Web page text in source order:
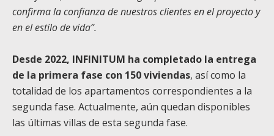
confirma la confianza de nuestros clientes en el proyecto y
en el estilo de vida”.
Desde 2022, INFINITUM ha completado la entrega
de la primera fase con 150 viviendas, así como la
totalidad de los apartamentos correspondientes a la
segunda fase. Actualmente, aún quedan disponibles
las últimas villas de esta segunda fase.